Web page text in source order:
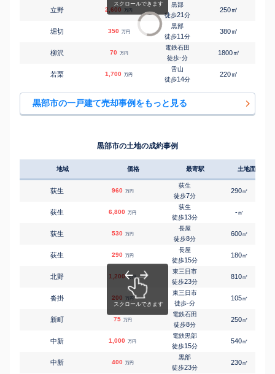
立野 2,600 万円
黒部
徒歩21分
250㎡
堀切 350 万円
黒部
徒歩11分
380㎡
柳沢 70 万円
電鉄石田
徒歩-分
1800㎡
若栗 1,700 万円
舌山
徒歩14分
220㎡
黒部市の一戸建て売却事例をもっと見る
黒部市の土地の成約事例
地域 価格 最寄駅 土地面積
荻生 960 万円
荻生
徒歩7分
290㎡
荻生 6,800 万円
荻生
徒歩13分
-㎡
荻生 530 万円
長屋
徒歩8分
600㎡
荻生 290 万円
長屋
徒歩15分
180㎡
北野 1,200 万円
東三日市
徒歩23分
810㎡
沓掛 200 万円
東三日市
徒歩-分
105㎡
新町 75 万円
電鉄石田
徒歩8分
250㎡
中新 1,000 万円
電鉄黒部
徒歩15分
540㎡
中新 400 万円
黒部
徒歩23分
230㎡